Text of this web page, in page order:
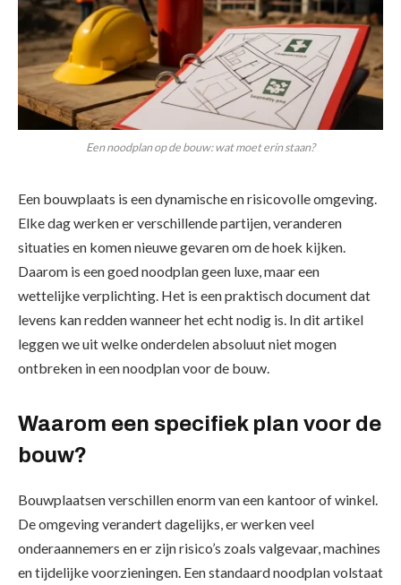
Een noodplan op de bouw: wat moet erin staan?
Een bouwplaats is een dynamische en risicovolle omgeving.
Elke dag werken er verschillende partijen, veranderen
situaties en komen nieuwe gevaren om de hoek kijken.
Daarom is een goed noodplan geen luxe, maar een
wettelijke verplichting. Het is een praktisch document dat
levens kan redden wanneer het echt nodig is. In dit artikel
leggen we uit welke onderdelen absoluut niet mogen
ontbreken in een noodplan voor de bouw.
Waarom een specifiek plan voor de
bouw?
Bouwplaatsen verschillen enorm van een kantoor of winkel.
De omgeving verandert dagelijks, er werken veel
onderaannemers en er zijn risico’s zoals valgevaar, machines
en tijdelijke voorzieningen. Een standaard noodplan volstaat